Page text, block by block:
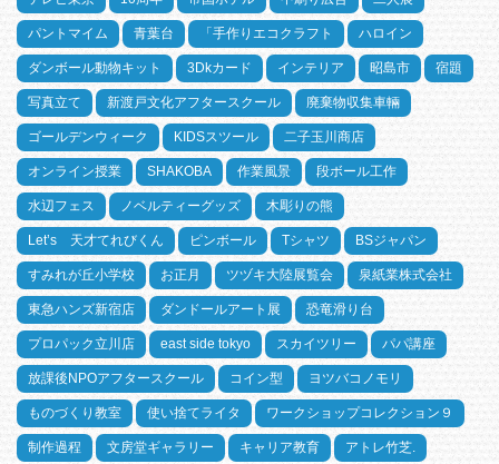
パントマイム 青葉台 「手作りエコクラフト ハロイン
ダンボール動物キット 3Dkカード インテリア 昭島市 宿題
写真立て 新渡戸文化アフタースクール 廃棄物収集車輛
ゴールデンウィーク KIDSスツール 二子玉川商店
オンライン授業 SHAKOBA 作業風景 段ボール工作
水辺フェス ノベルティーグッズ 木彫りの熊
Let’s 天才てれびくん ピンボール Tシャツ BSジャパン
すみれが丘小学校 お正月 ツヅキ大陸展覧会 泉紙業株式会社
東急ハンズ新宿店 ダンドールアート展 恐竜滑り台
プロパック立川店 east side tokyo スカイツリー パパ講座
放課後NPOアフタースクール コイン型 ヨツバコノモリ
ものづくり教室 使い捨てライタ ワークショップコレクション９
制作過程 文房堂ギャラリー キャリア教育 アトレ竹芝.